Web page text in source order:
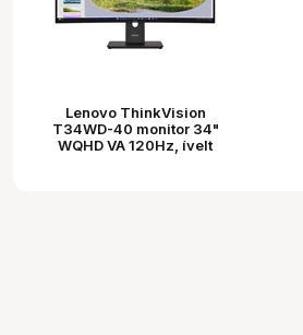
Lenovo ThinkVision
T34WD-40 monitor 34"
WQHD VA 120Hz, ívelt